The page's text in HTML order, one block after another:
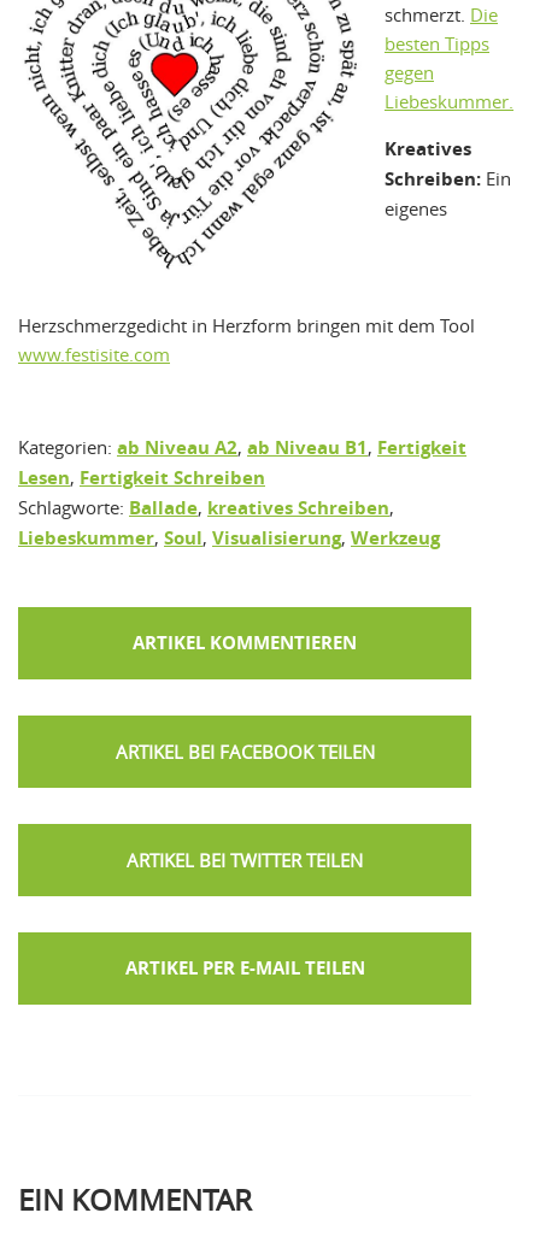
schmerzt. Die
besten Tipps
gegen
Liebeskummer.
Kreatives
Schreiben: Ein
eigenes
Herzschmerzgedicht in Herzform bringen mit dem Tool
www.festisite.com
Kategorien: ab Niveau A2, ab Niveau B1, Fertigkeit
Lesen, Fertigkeit Schreiben
Schlagworte: Ballade, kreatives Schreiben,
Liebeskummer, Soul, Visualisierung, Werkzeug
ARTIKEL KOMMENTIEREN
ARTIKEL PER E-MAIL TEILEN
EIN KOMMENTAR